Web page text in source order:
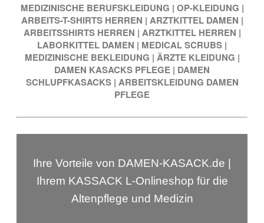
MEDIZINISCHE BERUFSKLEIDUNG | OP-KLEIDUNG |
ARBEITS-T-SHIRTS HERREN | ARZTKITTEL DAMEN |
ARBEITSSHIRTS HERREN | ARZTKITTEL HERREN |
LABORKITTEL DAMEN | MEDICAL SCRUBS |
MEDIZINISCHE BEKLEIDUNG | ÄRZTE KLEIDUNG |
DAMEN KASACKS PFLEGE | DAMEN
SCHLUPFKASACKS | ARBEITSKLEIDUNG DAMEN
PFLEGE
Ihre Vorteile von DAMEN-KASACK.de |
Ihrem KASSACK L-Onlineshop für die
Altenpflege und Medizin